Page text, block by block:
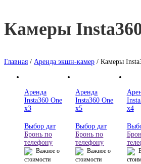
Камеры
Главная / Аренда экшн-камер / Камеры
Аренда
Insta360 One
x3
Выбор дат
Бронь по
телефону
Важное о
стоимости
Аренда
Insta360 One
x5
Выбор дат
Бронь по
телефону
Важное о
стоимости
x4